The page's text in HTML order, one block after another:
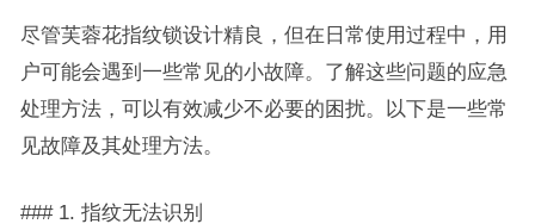
尽管芙蓉花指纹锁设计精良，但在日常使用过程中，用
户可能会遇到一些常见的小故障。了解这些问题的应急
处理方法，可以有效减少不必要的困扰。以下是一些常
见故障及其处理方法。
### 1. 指纹无法识别